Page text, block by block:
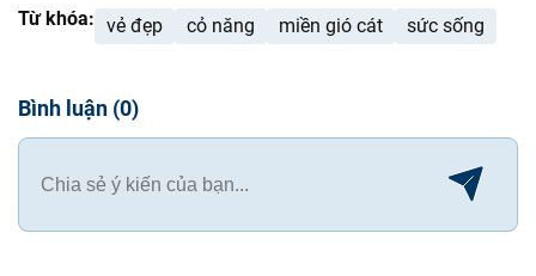
Từ khóa: vẻ đẹp cỏ năng miền gió cát sức sống
Bình luận (0)